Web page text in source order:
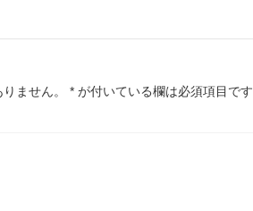
ません。 * が付いている欄は必須項目です